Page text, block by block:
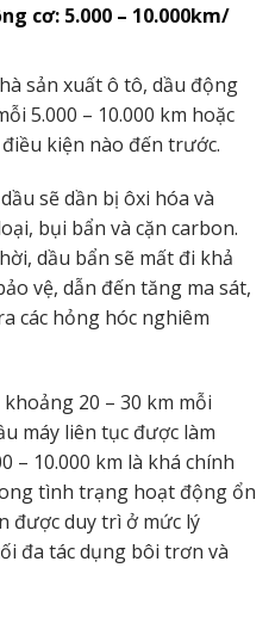
cơ: 5.000 – 10.000km/
sản xuất ô tô, dầu động
5.000 – 10.000 km hoặc
kiện nào đến trước.
sẽ dần bị ôxi hóa và
bụi bẩn và cặn carbon.
dầu bẩn sẽ mất đi khả
vệ, dẫn đến tăng ma sát,
các hỏng hóc nghiêm
20 – 30 km mỗi
máy liên tục được làm
– 10.000 km là khá chính
tình trạng hoạt động ổn
được duy trì ở mức lý
đa tác dụng bôi trơn và